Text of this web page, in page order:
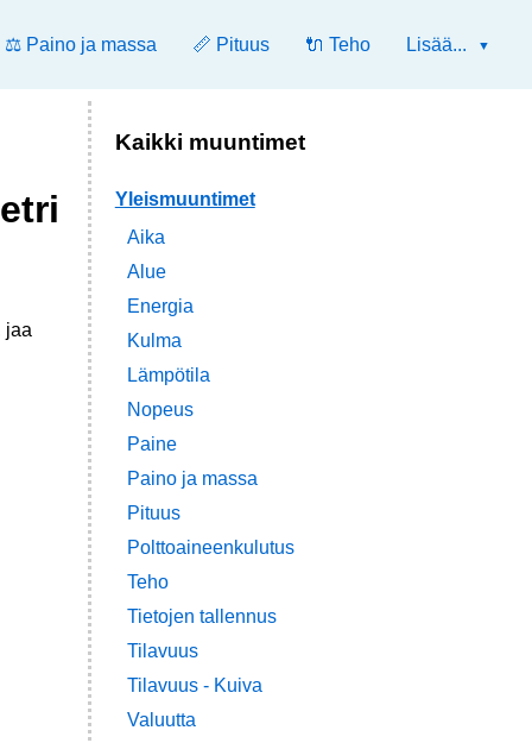
⚖️ Paino ja massa 📏 Pituus 🔌 Teho Lisää...
jaa
Kaikki muuntimet
Yleismuuntimet
Aika
Alue
Energia
Kulma
Lämpötila
Nopeus
Paine
Paino ja massa
Pituus
Polttoaineenkulutus
Teho
Tietojen tallennus
Tilavuus
Tilavuus - Kuiva
Valuutta